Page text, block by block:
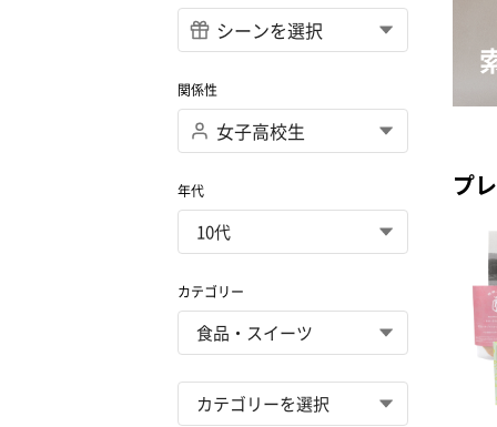
関係性
年代
カテゴリー
プ